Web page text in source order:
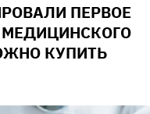
ПЕРВОЕ
КУПИТЬ